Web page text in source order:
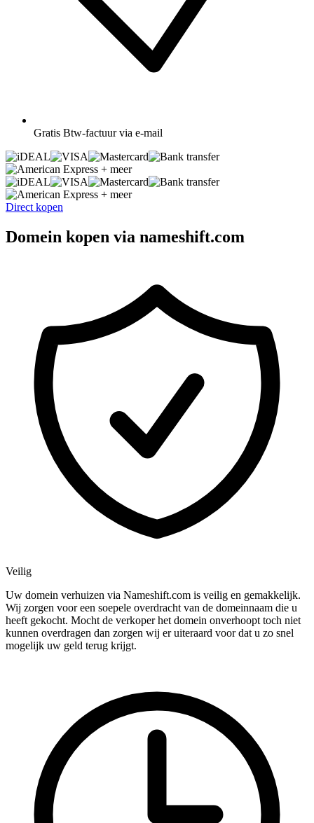
Gratis Btw-factuur via e-mail
+ meer
+ meer
Direct kopen
Domein kopen via nameshift.com
Veilig
Uw domein verhuizen via Nameshift.com is veilig en gemakkelijk.
Wij zorgen voor een soepele overdracht van de domeinnaam die u
heeft gekocht. Mocht de verkoper het domein onverhoopt toch niet
kunnen overdragen dan zorgen wij er uiteraard voor dat u zo snel
mogelijk uw geld terug krijgt.